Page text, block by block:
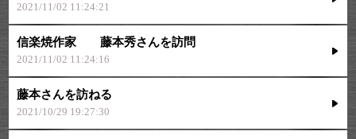
2021/11/02 11:24:21
信楽焼作家 藤本秀さんを訪問
2021/11/02 11:24:16
藤本さんを訪ねる
2021/10/29 19:27:30